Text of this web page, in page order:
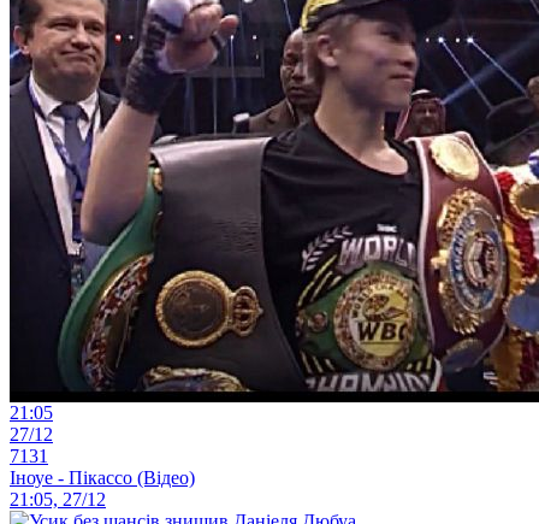
21:05
27/12
7131
Іноуе - Пікассо (Відео)
21:05, 27/12